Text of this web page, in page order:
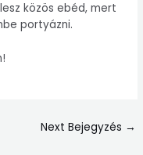
közös ebéd, mert
portyázni.
Next Bejegyzés →